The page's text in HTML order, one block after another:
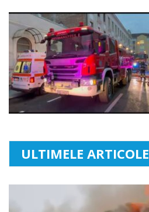
ULTIMELE ARTICOLE